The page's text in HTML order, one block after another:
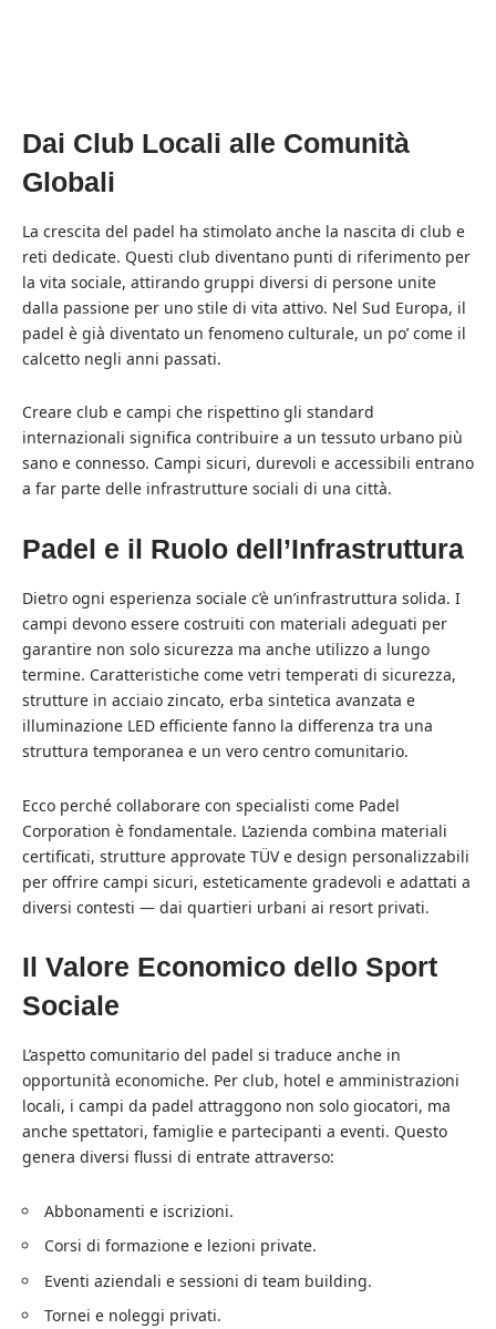
Dai Club Locali alle Comunità
Globali
La crescita del padel ha stimolato anche la nascita di club e
reti dedicate. Questi club diventano punti di riferimento per
la vita sociale, attirando gruppi diversi di persone unite
dalla passione per uno stile di vita attivo. Nel Sud Europa, il
padel è già diventato un fenomeno culturale, un po’ come il
calcetto negli anni passati.
Creare club e campi che rispettino gli standard
internazionali significa contribuire a un tessuto urbano più
sano e connesso. Campi sicuri, durevoli e accessibili entrano
a far parte delle infrastrutture sociali di una città.
Padel e il Ruolo dell’Infrastruttura
Dietro ogni esperienza sociale c’è un’infrastruttura solida. I
campi devono essere costruiti con materiali adeguati per
garantire non solo sicurezza ma anche utilizzo a lungo
termine. Caratteristiche come vetri temperati di sicurezza,
strutture in acciaio zincato, erba sintetica avanzata e
illuminazione LED efficiente fanno la differenza tra una
struttura temporanea e un vero centro comunitario.
Ecco perché collaborare con specialisti come Padel
Corporation è fondamentale. L’azienda combina materiali
certificati, strutture approvate TÜV e design personalizzabili
per offrire campi sicuri, esteticamente gradevoli e adattati a
diversi contesti — dai quartieri urbani ai resort privati.
Il Valore Economico dello Sport
Sociale
L’aspetto comunitario del padel si traduce anche in
opportunità economiche. Per club, hotel e amministrazioni
locali, i campi da padel attraggono non solo giocatori, ma
anche spettatori, famiglie e partecipanti a eventi. Questo
genera diversi flussi di entrate attraverso:
Abbonamenti e iscrizioni.
Corsi di formazione e lezioni private.
Eventi aziendali e sessioni di team building.
Tornei e noleggi privati.